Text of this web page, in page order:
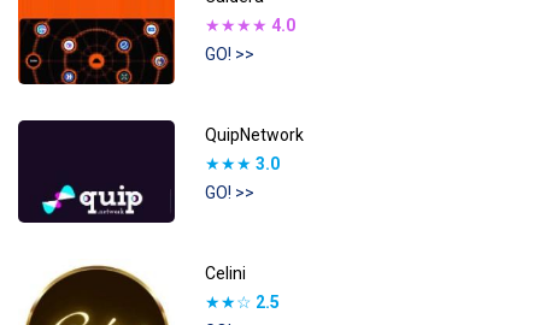
★★★★ 4.0
GO! >>
QuipNetwork
★★★ 3.0
GO! >>
Celini
★★☆ 2.5